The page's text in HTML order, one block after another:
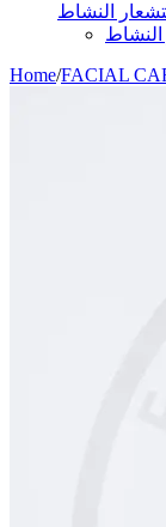
النشاط
Home/FACIAL